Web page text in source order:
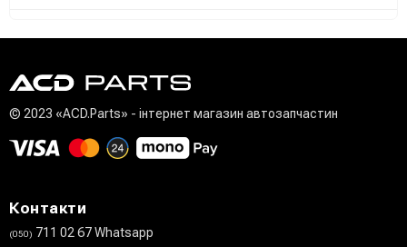
© 2023 «ACD.Parts» - інтернет магазин автозапчастин
Контакти
(050) 711 02 67 Whatsapp